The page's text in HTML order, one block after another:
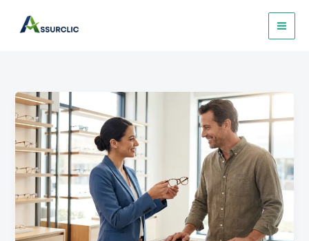
100%
Santé
et
TNS
:
ce
que
réforme